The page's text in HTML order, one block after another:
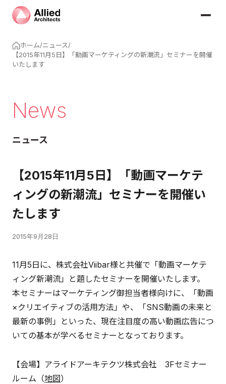
ホーム/ニュース/
【2015年11月5日】「動画マーケティングの新潮流」セミナーを開催
いたします
News
ニュース
【2015年11月5日】「動画マーケテ
ィングの新潮流」セミナーを開催い
たします
2015年9月28日
11月5日に、株式会社Viibar様と共催で「動画マーケテ
ィング新潮流」と題したセミナーを開催いたします。
本セミナーはマーケティング御担当者様向けに、「動画
×クリエイティブの活用方法」や、「SNS動画の未来と
最新の事例」といった、現在注目度の高い動画広告につ
いての基本が学べるセミナーとなっております。
【会場】アライドアーキテクツ株式会社 3Fセミナー
ルーム（地図）